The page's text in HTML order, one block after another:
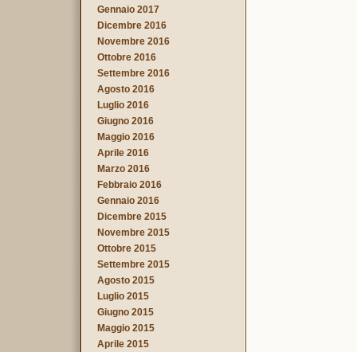
Gennaio 2017
Dicembre 2016
Novembre 2016
Ottobre 2016
Settembre 2016
Agosto 2016
Luglio 2016
Giugno 2016
Maggio 2016
Aprile 2016
Marzo 2016
Febbraio 2016
Gennaio 2016
Dicembre 2015
Novembre 2015
Ottobre 2015
Settembre 2015
Agosto 2015
Luglio 2015
Giugno 2015
Maggio 2015
Aprile 2015